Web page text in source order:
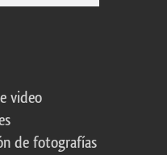
video
de fotografías